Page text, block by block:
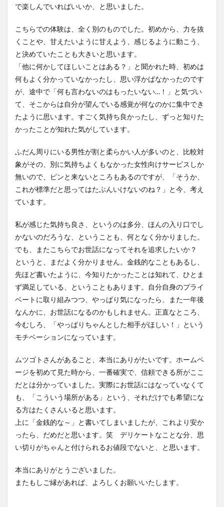
で楽しんでいればいいか、と思いました。
こちらでの体験は、全く別のものでした。初めから、力を抜
くことや、甘えたいように甘えよう、感じるように動こう、
と決めていたことも大きいと思います。
「他に何かしてほしいことはある？」と聞かれた時、初めは
何もよく分かっていなかったし、思い浮かばなかったのです
が、途中で「何も言わないのはもったいない…！」と気づい
て、そこからは自分が望んでいる感覚が何なのかに集中でき
たように思います。すごく気持ち良かったし、ずっと知りた
かったことが知れた気がしています。
ふだん周りにいる男性が割と柔らかい人が多いのと、比較対
象がその、別に気持ちよくもなかった女性向けサービスしか
無いので、ピンと来ないところもあるのですが、「そうか、
これが標準だと思ってはたぶんいけないのね？」と今、考え
ています。
私が感じた気持ち良さ、というのは多分、ほんの入り口でし
かないのだろうな、ということも、何となく分かりました。
でも、またこちらでお世話になってそれを追求したいか？
というと、まだよく分かりません。金銭的なこともあるし、
先ほど書いたように、今知りたかったことは知れて、ひとま
ず満足している、ということもあります。自分自身のプライ
ベートに取り組みつつ、やっぱり気になったら、また一年後
なんかに、お世話になるのかもしれません。正直なところ、
今むしろ、「やっぱりちゃんとした相手がほしい！」という
モチベーションになっています。
ムツゴトさんがあること、本当にありがたいです。ホームペ
ージを初めて見た時から、一番確実で、信頼できる所がここ
だとは分かっていました。実際にお世話にはなっていなくて
も、「こういう場所がある」という、それだけでも希望にな
る方はたくさんいると思います。
上に「金銭的な～」と書いてしまいましたが、これより安か
ったら、だめだと思います。笑 デリケートなことな分、思
い切りがちゃんと付けられるお値段でないと、と思います。
本当にありがとうございました。
またもしご縁があれば、よろしくお願いいたします。